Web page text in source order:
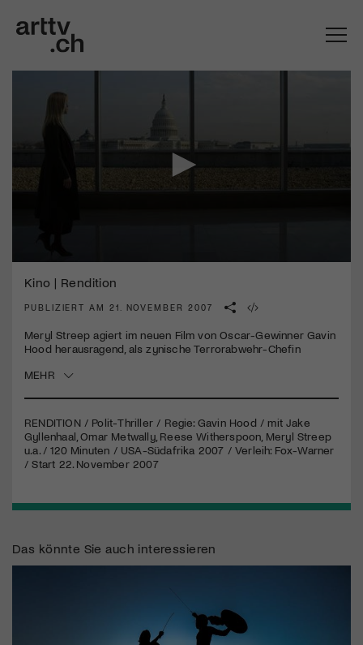
seconds
25
seconds
Kino | Rendition
PUBLIZIERT AM 21. NOVEMBER 2007
Meryl Streep agiert im neuen Film von Oscar-Gewinner Gavin
Hood herausragend, als zynische Terrorabwehr-Chefin
MEHR
RENDITION/ Polit-Thriller / Regie: Gavin Hood / mit Jake
Gyllenhaal, Omar Metwally, Reese Witherspoon, Meryl Streep
u.a. / 120 Minuten / USA-Südafrika 2007 / Verleih: Fox-Warner
/ Start 22. November 2007
Das könnte Sie auch interessieren
Mach mit: «Be Part of the Art»!
Engagiere dich als Kulturliebhaber:in, Kulturschaffende(r) oder
Mit deiner Mitgliedschaft erhältst du kostenlosen Zugang zu
diversen Kulturevents.
Jetzt Mitglied werden